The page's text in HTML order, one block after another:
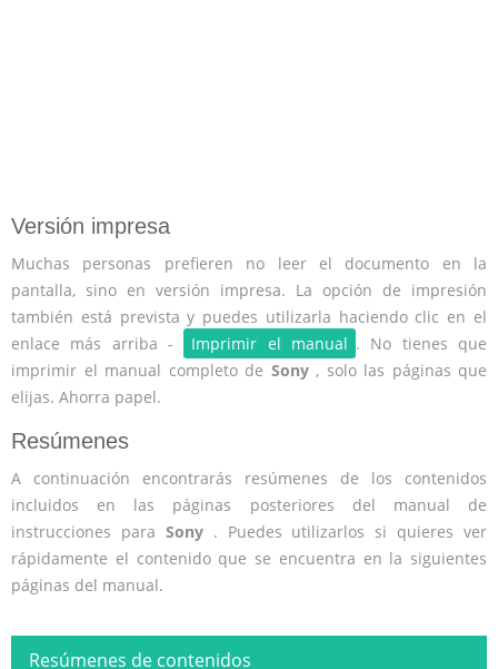
Versión impresa
Muchas personas prefieren no leer el documento en la
pantalla, sino en versión impresa. La opción de impresión
también está prevista y puedes utilizarla haciendo clic en el
enlace más arriba -
Imprimir el manual . No tienes que
imprimir el manual completo de Sony , solo las páginas que
elijas. Ahorra papel.
Resúmenes
A continuación encontrarás resúmenes de los contenidos
incluidos en las páginas posteriores del manual de
instrucciones para Sony . Puedes utilizarlos si quieres ver
rápidamente el contenido que se encuentra en la siguientes
páginas del manual.
Resúmenes de contenidos